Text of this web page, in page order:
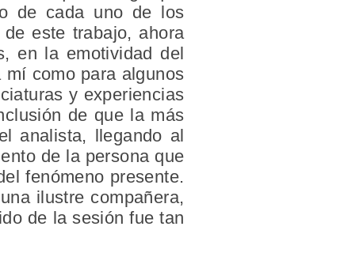
de cada uno de los
este trabajo, ahora
en la emotividad del
como para algunos
y experiencias
de que la más
analista, llegando al
de la persona que
fenómeno presente.
ilustre compañera,
de la sesión fue tan